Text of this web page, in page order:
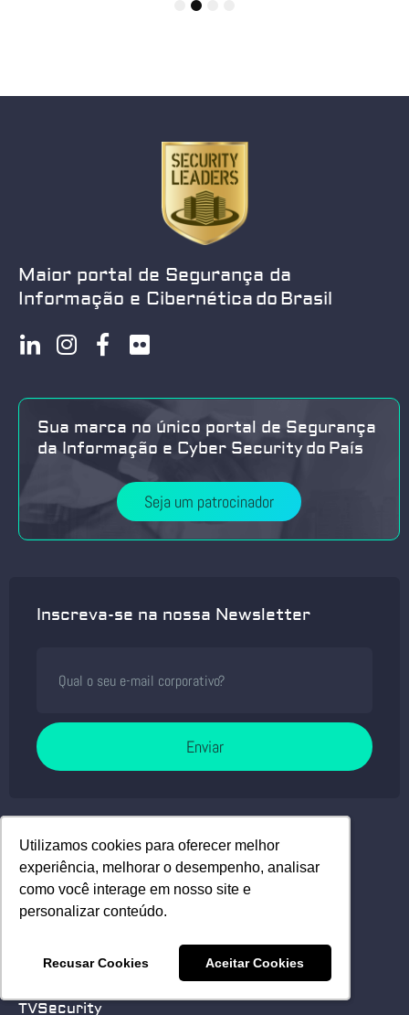
Utilizamos cookies para oferecer melhor
experiência, melhorar o desempenho, analisar
como você interage em nosso site e
personalizar conteúdo.
Recusar Cookies Aceitar Cookies
Utilizamos cookies para oferecer melhor
experiência, melhorar o desempenho, analisar
como você interage em nosso site e
personalizar conteúdo.
Recusar Cookies Aceitar Cookies
Maior portal de Segurança da
Informação e Cibernética do Brasil
Sua marca no único portal de Segurança
da Informação e Cyber Security do País
Seja um patrocinador
Inscreva-se na nossa Newsletter
Enviar
Security Leaders
Próximos Eventos
Security Report
TVSecurity